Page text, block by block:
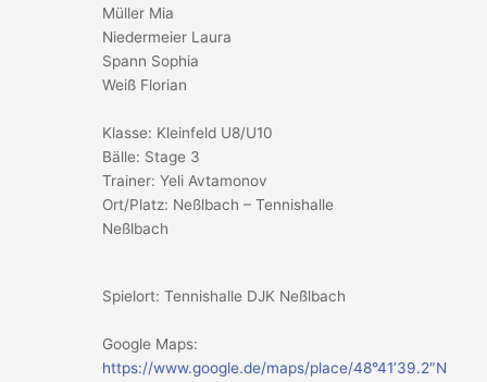
Müller Mia
Niedermeier Laura
Spann Sophia
Weiß Florian
Klasse: Kleinfeld U8/U10
Bälle: Stage 3
Trainer: Yeli Avtamonov
Ort/Platz: Neßlbach – Tennishalle
Neßlbach
Spielort: Tennishalle DJK Neßlbach
Google Maps:
https://www.google.de/maps/place/48°41’39.2″N